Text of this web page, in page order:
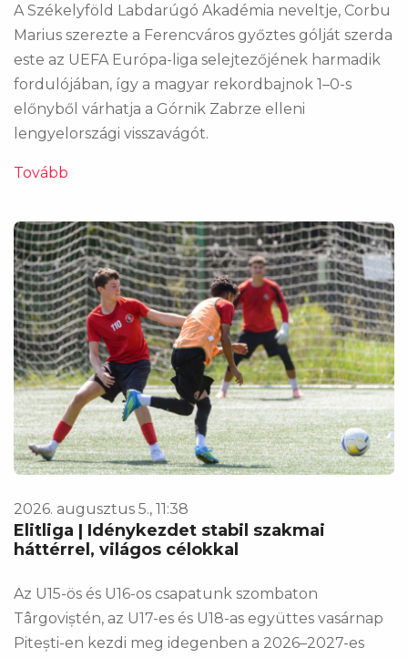
A Székelyföld Labdarúgó Akadémia neveltje, Corbu
Marius szerezte a Ferencváros győztes gólját szerda
este az UEFA Európa-liga selejtezőjének harmadik
fordulójában, így a magyar rekordbajnok 1–0-s
előnyből várhatja a Górnik Zabrze elleni
lengyelországi visszavágót.
Tovább
2026. augusztus 5., 11:38
Elitliga | Idénykezdet stabil szakmai
háttérrel, világos célokkal
Az U15-ös és U16-os csapatunk szombaton
Târgoviștén, az U17-es és U18-as együttes vasárnap
Pitești-en kezdi meg idegenben a 2026–2027-es